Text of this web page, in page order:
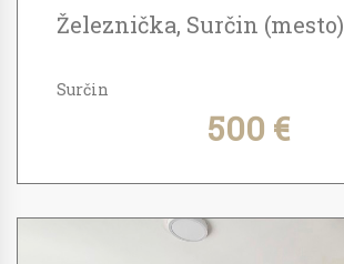
Železnička, Surčin (mesto)
Surčin
500 €